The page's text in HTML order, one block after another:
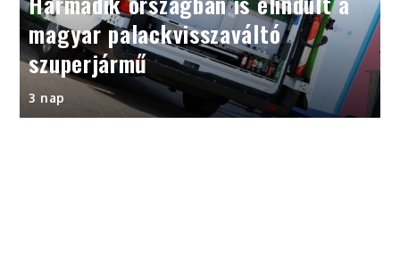
magyar palackvisszaváltó
szuperjármű
3 nap